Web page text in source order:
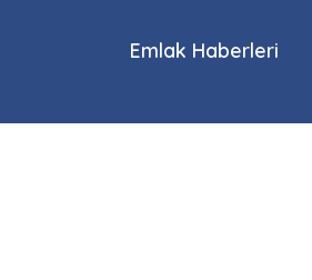
Emlak Haberleri